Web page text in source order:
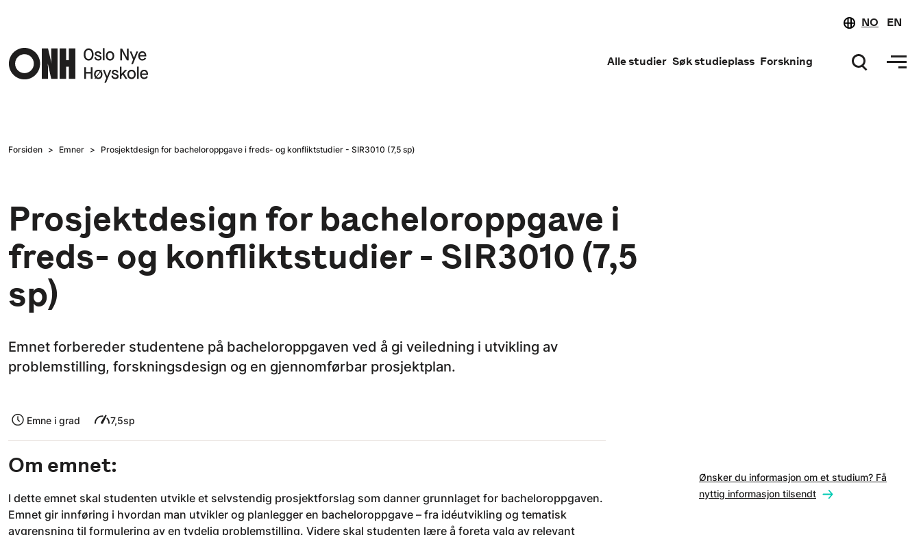
NO EN
Alle studier Søk studieplass Forskning
Forsiden Emner Prosjektdesign for bacheloroppgave i freds- og konfliktstudier - SIR3010 (7,5 sp)
Prosjektdesign for bacheloroppgave i
freds- og konfliktstudier - SIR3010 (7,5
sp)
Emnet forbereder studentene på bacheloroppgaven ved å gi veiledning i utvikling av
problemstilling, forskningsdesign og en gjennomførbar prosjektplan.
Emne i grad 7,5sp
Om emnet:
I dette emnet skal studenten utvikle et selvstendig prosjektforslag som danner grunnlaget for bacheloroppgaven.
Emnet gir innføring i hvordan man utvikler og planlegger en bacheloroppgave – fra idéutvikling og tematisk
avgrensning til formulering av en tydelig problemstilling. Videre skal studenten lære å foreta valg av relevant
Ønsker du informasjon om et studium? Få
nyttig informasjon tilsendt